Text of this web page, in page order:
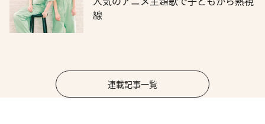
線
連載記事一覧